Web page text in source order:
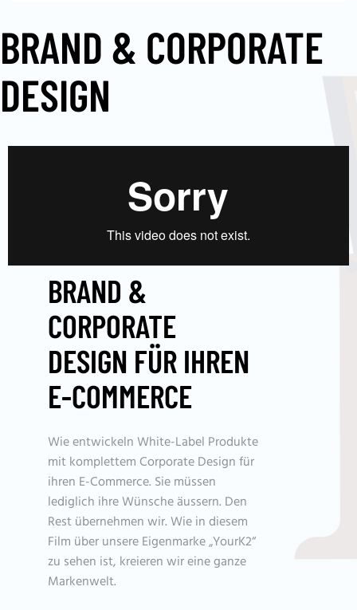
BRAND & CORPORATE
DESIGN
BRAND &
CORPORATE
DESIGN FÜR IHREN
E-COMMERCE
Wie entwickeln White-Label Produkte
mit komplettem Corporate Design für
ihren E-Commerce. Sie müssen
lediglich ihre Wünsche äussern. Den
Rest übernehmen wir. Wie in diesem
Film über unsere Eigenmarke „YourK2“
zu sehen ist, kreieren wir eine ganze
Markenwelt.